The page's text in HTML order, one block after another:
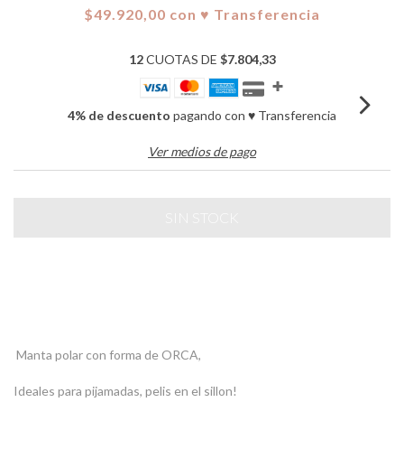
$49.920,00 con ♥ Transferencia
12CUOTAS DE $7.804,33
4% de descuento pagando con ♥ Transferencia
Ver medios de pago
Manta polar con forma de ORCA,
Ideales para pijamadas, pelis en el sillon!